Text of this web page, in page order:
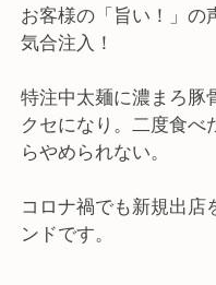
お客様の「旨い！」の
気合注入！
特注中太麺に濃まろ豚
クセになり。二度食べ
らやめられない。
コロナ禍でも新規出店
ンドです。